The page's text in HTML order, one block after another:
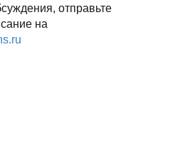
отправьте
на